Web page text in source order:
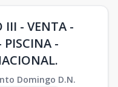
III - VENTA -
PISCINA -
Domingo D.N.